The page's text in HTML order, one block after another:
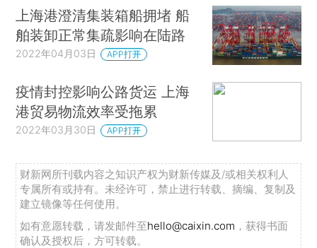
上海港澄清集装箱船拥堵 船
舶装卸正常集疏影响在陆路
2022年04月03日 APP打开
疫情封控影响公路货运 上海
港贸易物流效率受拖累
2022年03月30日 APP打开
财新网所刊载内容之知识产权为财新传媒及/或相关权利人
专属所有或持有。未经许可，禁止进行转载、摘编、复制及
建立镜像等任何使用。
如有意愿转载，请发邮件至hello@caixin.com ，获得书面
确认及授权后，方可转载。